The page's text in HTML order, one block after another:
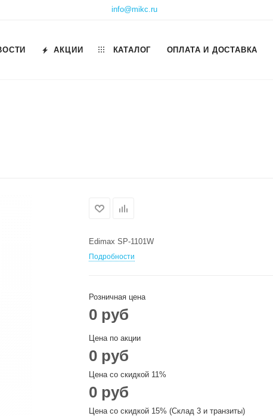
info@mikc.ru
АКЦИИ КАТАЛОГ ОПЛАТА И ДОСТАВКА
Edimax SP-1101W
Подробности
Розничная цена
0 руб
Цена по акции
0 руб
Цена со скидкой 11%
0 руб
Цена со скидкой 15% (Склад 3 и транзиты)